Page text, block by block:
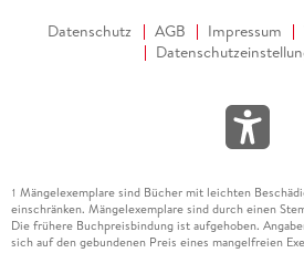
Datenschutz AGB Impressum
1 Mängelexemplare sind Bücher mit leichten
einschränken. Mängelexemplare sind durch einen
Die frühere Buchpreisbindung ist aufgehoben.
sich auf den gebundenen Preis eines mangelfreien